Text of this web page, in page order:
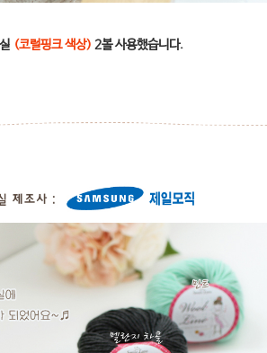
(코럴핑크 색상) 2볼 사용했습니다.